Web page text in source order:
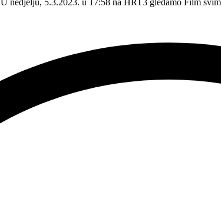
U nedjelju, 5.3.2023. u 17:58 na HRT3 gledamo Film